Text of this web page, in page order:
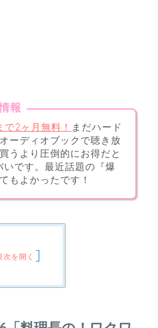
報
2ヶ月無料！ まだハード
ーディオブックで聴き放
うより圧倒的にお得だと
いです。最近話題の『爆
もよかったです！
次を開く ]